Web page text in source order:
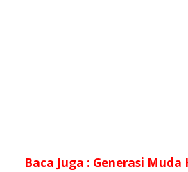
Baca Juga : Generasi